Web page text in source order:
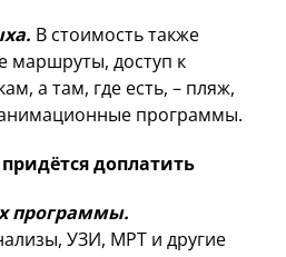
В стоимость также
маршруты, доступ к
а там, где есть, – пляж,
программы.
доплатить
программы.
УЗИ, МРТ и другие